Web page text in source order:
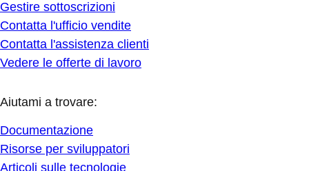
Gestire sottoscrizioni
Contatta l'ufficio vendite
Contatta l'assistenza clienti
Vedere le offerte di lavoro
Aiutami a trovare:
Documentazione
Risorse per sviluppatori
Articoli sulle tecnologie